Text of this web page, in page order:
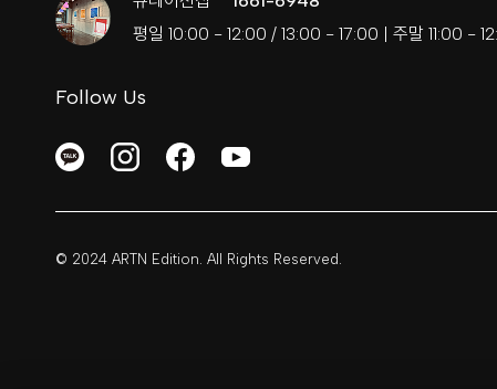
평일 10:00 - 12:00 / 13:00 - 17:00 | 주말 11:00 -
Follow Us
© 2024 ARTN Edition. All Rights Reserved.